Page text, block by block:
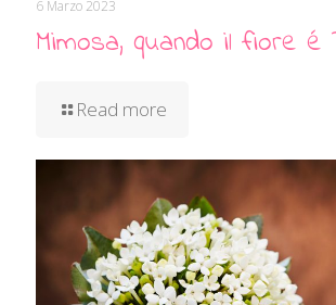
6 Marzo 2023
Mimosa, quando il fiore é
Read more